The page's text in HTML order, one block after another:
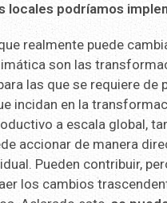
locales podríamos
realmente puede
son las
las que se requiere de
incidan en la
a escala global,
accionar de manera
Pueden contribuir,
los cambios